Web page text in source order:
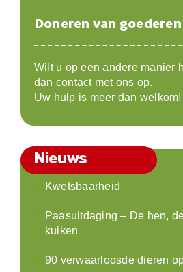
Doneren van goederen
Wilt u op een andere manier
dan contact met ons op.
Uw hulp is meer dan welkom!
Nieuws
Kwetsbaarheid
Paasuitdaging – De hen,
kuiken
90 verwaarloosde dieren